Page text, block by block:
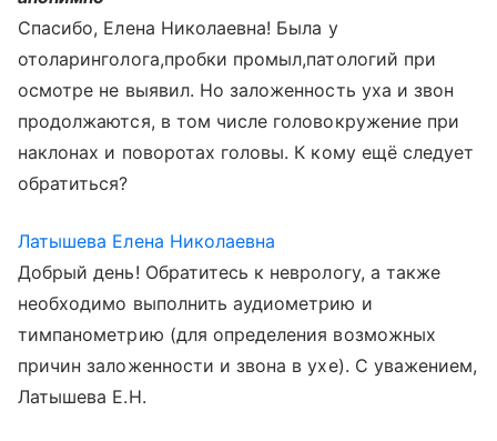
Спасибо, Елена Николаевна! Была у
отоларинголога,пробки промыл,патологий при
осмотре не выявил. Но заложенность уха и звон
продолжаются, в том числе головокружение при
наклонах и поворотах головы. К кому ещё следует
обратиться?
Латышева Елена Николаевна
Добрый день! Обратитесь к неврологу, а также
необходимо выполнить аудиометрию и
тимпанометрию (для определения возможных
причин заложенности и звона в ухе). С уважением,
Латышева Е.Н.